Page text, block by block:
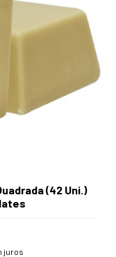
(42 Uni.)
juros